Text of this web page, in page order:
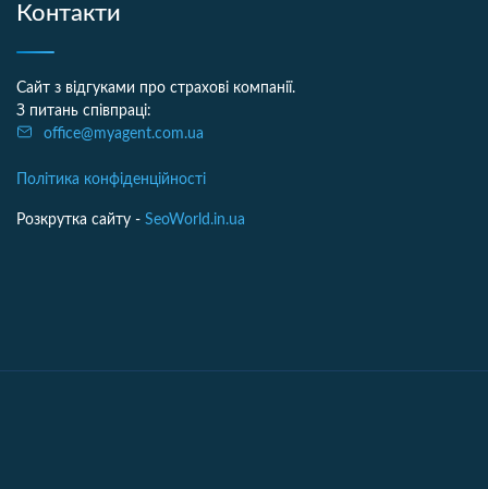
Контакти
Сайт з відгуками про страхові компанії.
З питань співпраці:
office@myagent.com.ua
Політика конфіденційності
Розкрутка сайту - SeoWorld.in.ua